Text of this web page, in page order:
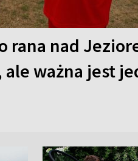
rana nad
ważna jest